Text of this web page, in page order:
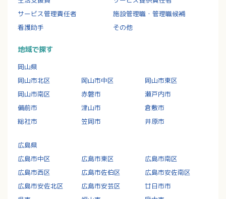
サービス管理責任者
施設管理職・管理職候補
看護助手
その他
地域で探す
岡山県
岡山市北区
岡山市中区
岡山市東区
岡山市南区
赤磐市
瀬戸内市
備前市
津山市
倉敷市
総社市
笠岡市 井原市
広島県
広島市中区
広島市東区
広島市南区
広島市西区
広島市佐伯区
広島市安佐南区
広島市安佐北区
広島市安芸区
廿日市市